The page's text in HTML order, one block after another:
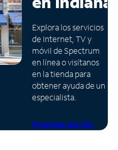
Explora los servicios
de Internet, TV y
móvil de Spectrum
en línea o visítanos
en la tienda para
obtener ayuda de un
especialista.
Programa una cita